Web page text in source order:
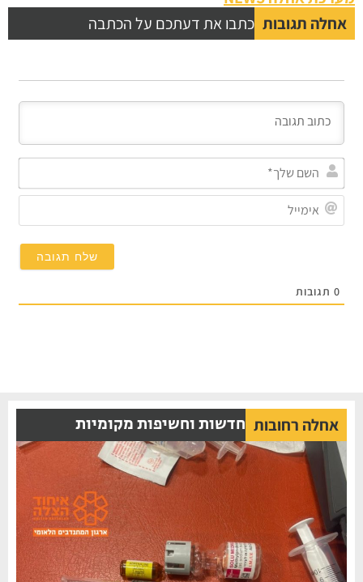
אחלה תגובות כתבו את דעתכם על הכתבה
0תגובות
אחלה רחובות חדשות וחשיפות מקומיות